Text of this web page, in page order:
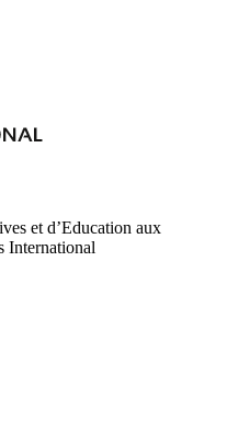
et d’Education aux
International